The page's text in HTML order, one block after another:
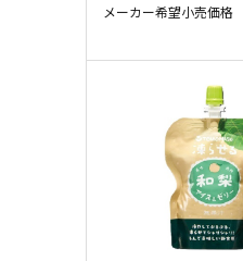
メーカー希望小売価格